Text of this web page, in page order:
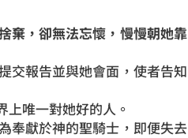
棄，卻無法忘懷，慢慢朝她靠
交報告並與她會面，使者告知
唯一對她好的人。
奉獻於神的聖騎士，即便失去